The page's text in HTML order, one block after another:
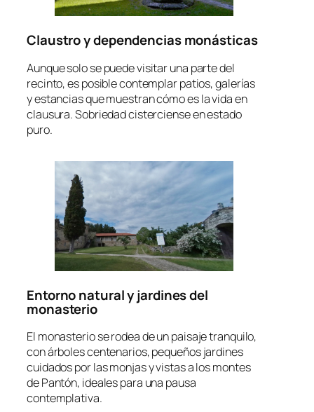
Claustro y dependencias monásticas
Aunque solo se puede visitar una parte del
recinto, es posible contemplar patios, galerías
y estancias que muestran cómo es la vida en
clausura. Sobriedad cisterciense en estado
puro.
Entorno natural y jardines del
monasterio
El monasterio se rodea de un paisaje tranquilo,
con árboles centenarios, pequeños jardines
cuidados por las monjas y vistas a los montes
de Pantón, ideales para una pausa
contemplativa.